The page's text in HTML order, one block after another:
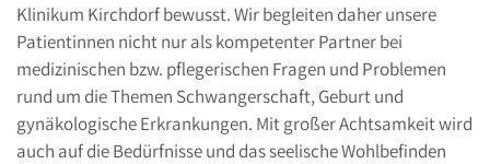
Klinikum Kirchdorf bewusst. Wir begleiten daher unsere
Patientinnen nicht nur als kompetenter Partner bei
medizinischen bzw. pflegerischen Fragen und Problemen
rund um die Themen Schwangerschaft, Geburt und
gynäkologische Erkrankungen. Mit großer Achtsamkeit wird
auch auf die Bedürfnisse und das seelische Wohlbefinden